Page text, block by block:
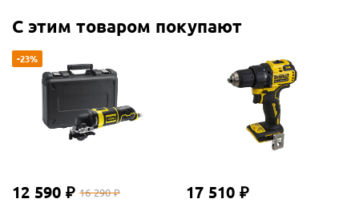
С этим товаром покупают
-23%
12 590 ₽ 16 290 ₽
17 510 ₽